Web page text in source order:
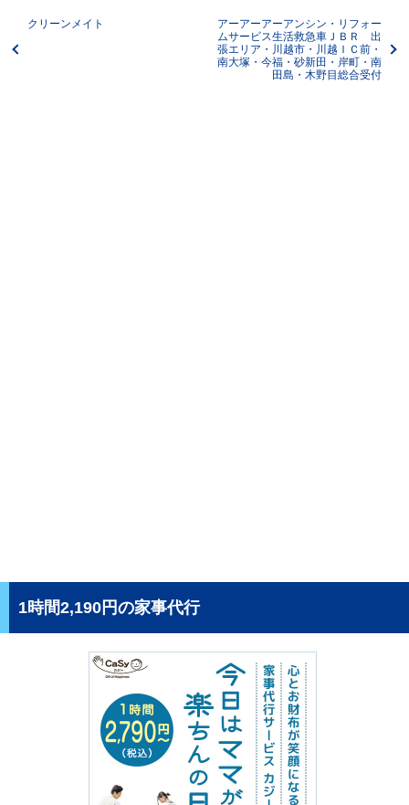
クリーンメイト
アーアーアーアンシン・リフォー
ムサービス生活救急車ＪＢＲ 出
張エリア・川越市・川越ＩＣ前・
南大塚・今福・砂新田・岸町・南
田島・木野目総合受付
1時間2,190円の家事代行